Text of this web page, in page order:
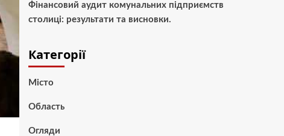
Фінансовий аудит комунальних підприємств
столиці: результати та висновки.
Категорії
Місто
Область
Огляди